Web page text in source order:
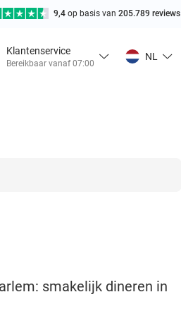
9,4 op basis van 205.789 reviews
Klantenservice
Bereikbaar vanaf 07:00
NL
smakelijk dineren in